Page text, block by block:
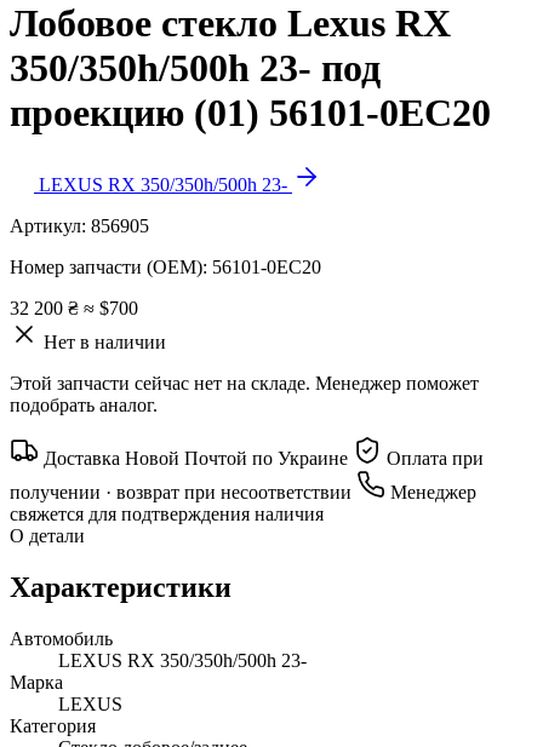
Лобовое стекло Lexus RX
350/350h/500h 23- под
проекцию (01) 56101-0EC20
LEXUS RX 350/350h/500h 23-
Артикул: 856905
Номер запчасти (OEM): 56101-0EC20
32 200 ₴ ≈ $700
Нет в наличии
Этой запчасти сейчас нет на складе. Менеджер поможет
подобрать аналог.
Доставка Новой Почтой по Украине
Оплата при
получении · возврат при несоответствии
Менеджер
свяжется для подтверждения наличия
О детали
Характеристики
Автомобиль
LEXUS RX 350/350h/500h 23-
Марка
LEXUS
Категория